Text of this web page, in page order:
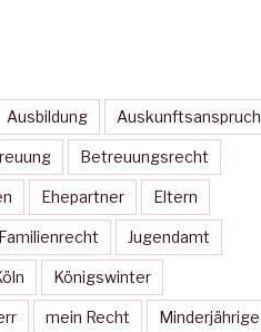
Ausbildung Auskunftsanspruch
Betreuungsrecht
Ehepartner Eltern
Familienrecht Jugendamt
Königswinter
mein Recht Minderjährige